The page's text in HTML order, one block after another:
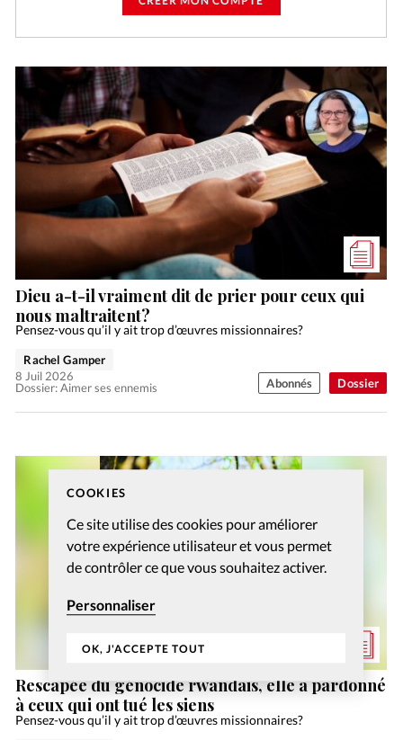
COOKIES
Ce site utilise des cookies pour améliorer
votre expérience utilisateur et vous permet
de contrôler ce que vous souhaitez activer.
Personnaliser
OK, J'ACCEPTE TOUT
Dossier
Dieu a-t-il vraiment dit de prier pour ceux qui
nous maltraitent?
Pensez-vous qu’il y ait trop d’œuvres missionnaires?
Dossier: Aimer ses ennemis
Rachel Gamper
8 Juil 2026
Abonnés
Rescapée du génocide rwandais, elle a pardonné
à ceux qui ont tué les siens
Pensez-vous qu’il y ait trop d’œuvres missionnaires?